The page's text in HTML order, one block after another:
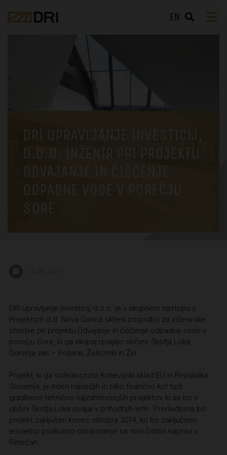
EN
DRI UPRAVLJANJE INVESTICIJ,
D.O.O. INŽENIR PRI PROJEKTU
ODVAJANJE IN ČIŠČENJE
ODPADNE VODE V POREČJU
SORE
DRI upravljanje investicij, d.o.o. je v skupnem nastopu s
Projektom d.d. Nova Gorica sklenil pogodbo za inženirske
storitve pri projektu Odvajanje in čiščenje odpadne vode v
porečju Sore, ki ga skupaj izvajajo občine Škofja Loka,
Gorenja vas – Poljane, Železniki in Žiri.
Projekt, ki ga sofinancirata Kohezijski sklad EU in Republika
Slovenija, je eden največjih in tako finančno kot tudi
gradbeno-tehnično najzahtevnejših projektov, ki se bo v
občini Škofja Loka izvajal v prihodnjih letih. Predvidoma bo
projekt zaključen konec oktobra 2014, ko bo zaključeno
enoletno poskusno obratovanje na novi čistilni napravi v
Retečah.